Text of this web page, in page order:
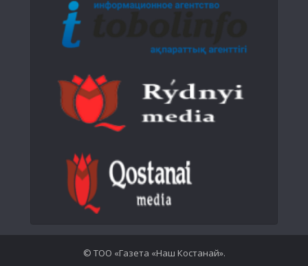
© ТОО «Газета «Наш Костанай».